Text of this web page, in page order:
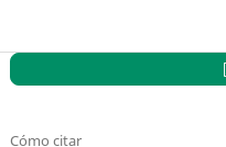
Cómo citar